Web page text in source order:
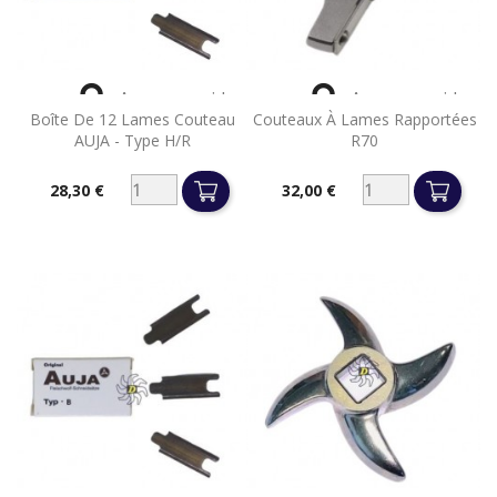
Boîte De 12 Lames Couteau
AUJA - Type H/R
Prix28,30 €
 Aperçu rapide
Couteaux À Lames Rapportées
R70
Prix32,00 €
 Aperçu rapide